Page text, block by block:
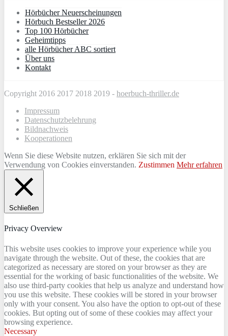
Hörbücher Neuerscheinungen
Hörbuch Bestseller 2026
Top 100 Hörbücher
Geheimtipps
alle Hörbücher ABC sortiert
Über uns
Kontakt
Copyright 2016 2017 2018 2019 - hoerbuch-thriller.de
Impressum
Datenschutzbelehrung
Bildnachweis
Kooperationen
Wenn Sie diese Website nutzen, erklären Sie sich mit der
Verwendung von Cookies einverstanden. Zustimmen Mehr erfahren
Schließen
Privacy Overview
This website uses cookies to improve your experience while you
navigate through the website. Out of these, the cookies that are
categorized as necessary are stored on your browser as they are
essential for the working of basic functionalities of the website. We
also use third-party cookies that help us analyze and understand how
you use this website. These cookies will be stored in your browser
only with your consent. You also have the option to opt-out of these
cookies. But opting out of some of these cookies may affect your
browsing experience.
Necessary